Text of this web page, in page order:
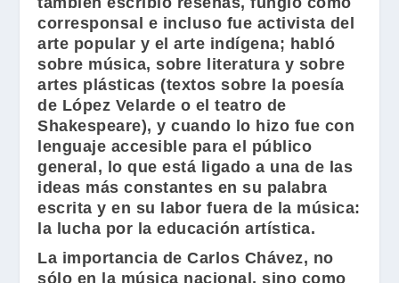
corresponsal e incluso fue activista del
arte popular y el arte indígena; habló
sobre música, sobre literatura y sobre
artes plásticas (textos sobre la poesía
de López Velarde o el teatro de
Shakespeare), y cuando lo hizo fue con
lenguaje accesible para el público
general, lo que está ligado a una de las
ideas más constantes en su palabra
escrita y en su labor fuera de la música:
la lucha por la educación artística.
La importancia deCarlos Chávez, no
sólo en la música nacional, sino como